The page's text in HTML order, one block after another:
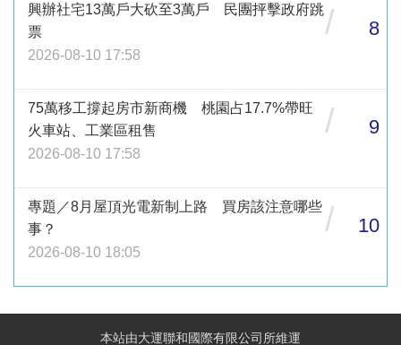
興辦社宅13萬戶大砍至3萬戶 民團抨擊政府跳
票
2026-08-10 17:58
/ 8
75萬移工撐起房市新商機 桃園占17.7%帶旺
火車站、工業區租售
2026-08-10 17:58
/ 9
專題／8月屋頂光電新制上路 買房該注意哪些
事？
2026-08-10 18:05
/ 10
本站由大運聯和國際有限公司所維運